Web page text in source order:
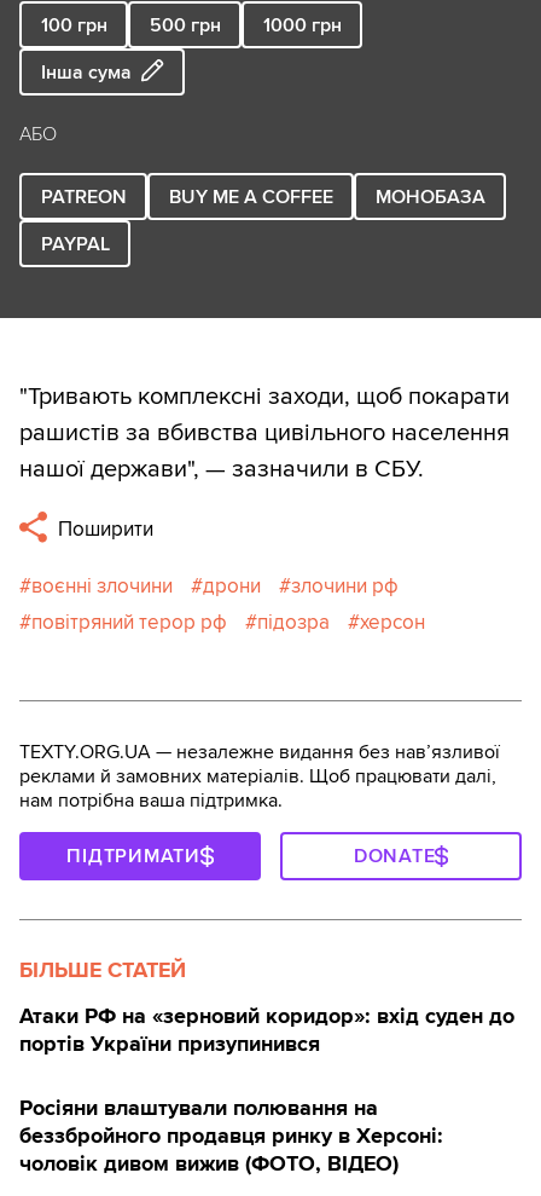
100 грн 500 грн 1000 грн
Інша сума
АБО
PATREON BUY ME A COFFEE
МОНОБАЗА
PAYPAL
"Тривають комплексні заходи, щоб покарати
рашистів за вбивства цивільного населення
нашої держави", — зазначили в СБУ.
Поширити
воєнні злочини дрони
злочини рф
повітряний терор рф
підозра херсон
TEXTY.ORG.UA — незалежне видання без навʼязливої
реклами й замовних матеріалів. Щоб працювати далі,
нам потрібна ваша підтримка.
ПІДТРИМАТИ DONATE
БІЛЬШЕ СТАТЕЙ
Атаки РФ на «зерновий коридор»: вхід суден до
портів України призупинився
Росіяни влаштували полювання на
беззбройного продавця ринку в Херсоні:
чоловік дивом вижив (ФОТО, ВІДЕО)